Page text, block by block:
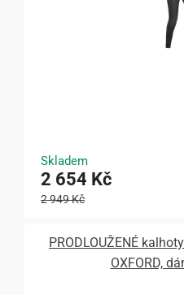
Skladem
2 654 Kč
2 949 Kč
PRODLOUŽENÉ
OXFORD,